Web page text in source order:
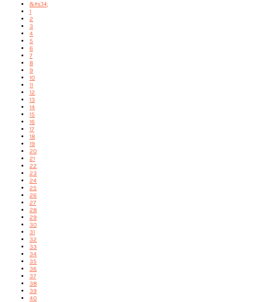
&#x34;
1
2
3
4
5
6
7
8
9
10
11
12
13
14
15
16
17
18
19
20
21
22
23
24
25
26
27
28
29
30
31
32
33
34
35
36
37
38
39
40